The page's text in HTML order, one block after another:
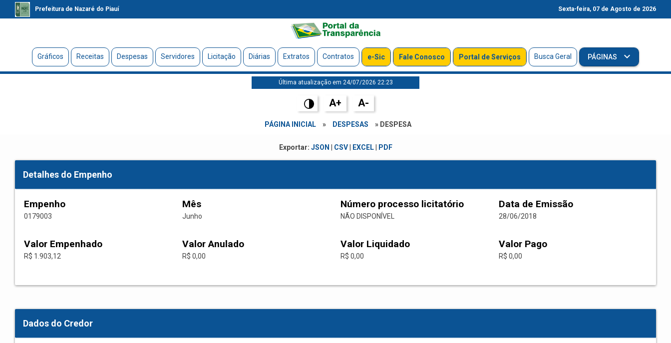
Prefeitura de Nazaré do Piauí Sexta-feira, 07 de Agosto de 2026
Gráficos Receitas Despesas Servidores Licitação Diárias Extratos Contratos e-Sic Fale Conosco Portal de Serviços Busca Geral PÁGINAS
Última atualização em 24/07/2026 22:23
A+ A-
PÁGINA INICIAL » DESPESAS » DESPESA
Exportar: JSON CSV| EXCEL| PDF
Detalhes do Empenho
Empenho
0179003
Mês
Junho
Número processo licitatório
NÃO DISPONÍVEL
Data de Emissão
28/06/2018
Valor Empenhado
R$ 1.903,12
Valor Anulado
R$ 0,00
Valor Liquidado
R$ 0,00
Valor Pago
R$ 0,00
Dados do Credor